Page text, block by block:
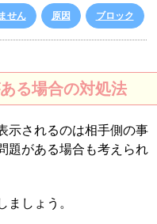
せん 原因 ブロック
る場合の対処法
示されるのは相手側の事
題がある場合も考えられ
ましょう。